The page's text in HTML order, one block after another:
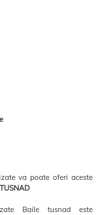
va poate oferi aceste
Baile tusnad este